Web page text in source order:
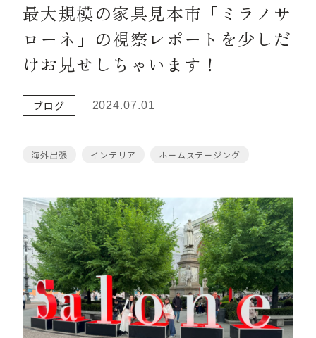
最大規模の家具見本市「ミラノサ
ローネ」の視察レポートを少しだ
けお見せしちゃいます！
ブログ 2024.07.01
海外出張 インテリア ホームステージング